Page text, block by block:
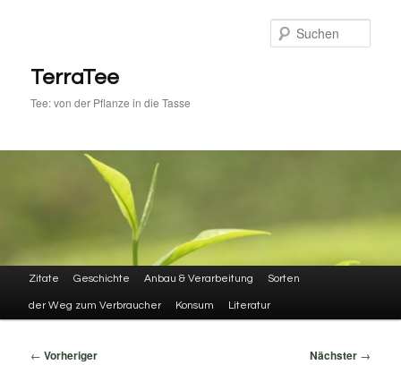
springen
TerraTee
Tee: von der Pflanze in die Tasse
Hauptmenü
Zitate Geschichte Anbau & Verarbeitung Sorten
der Weg zum Verbraucher Konsum Literatur
Beitragsnavigation
← Vorheriger Nächster →